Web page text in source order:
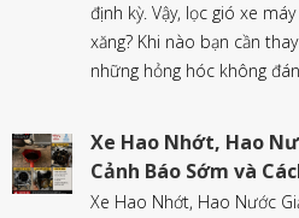
định kỳ. Vậy, lọc gió xe
xăng? Khi nào bạn cần
những hỏng hóc không
Xe Hao Nhớt, Hao
Cảnh Báo Sớm và
Xe Hao Nhớt, Hao Nước